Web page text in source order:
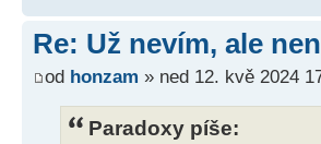
Re: Už nevím, ale
od honzam » ned 12. kvě 2024
Paradoxy píše: